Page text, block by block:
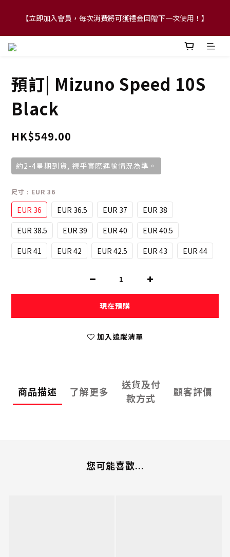
【FLASH SALE 兩件指定現貨產品即享88折】
【立即加入會員，每次消費將可獲禮金回贈下一次使用！】
【FLASH SALE 兩件指定現貨產品即享88折】
預訂| Mizuno Speed 10S
Black
HK$549.00
約2-4星期到貨, 視乎實際運輸情況為準。
尺寸 : EUR 36
EUR 36 EUR 36.5 EUR 37
EUR 38
EUR 38.5
EUR 39 EUR 40
EUR 40.5
EUR 41
EUR 42 EUR 42.5 EUR 43 EUR 44
現在預購
加入追蹤清單
商品描述 了解更多
送貨及付
款方式
顧客評價
您可能喜歡...